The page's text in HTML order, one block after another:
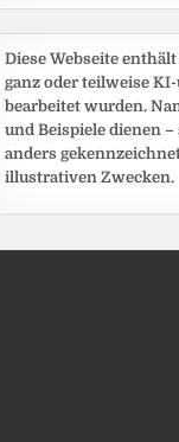
Diese Webseite
ganz oder teilweise
bearbeitet wurden.
und Beispiele dienen
anders
illustrativen Zwecken.